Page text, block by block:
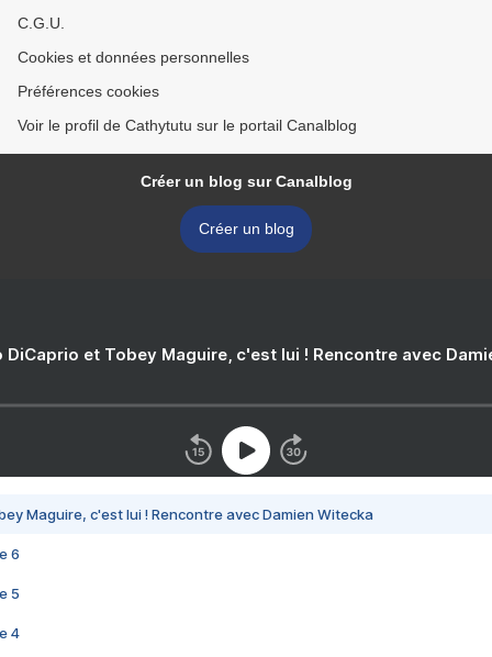
C.G.U.
Cookies et données personnelles
Préférences cookies
Voir le profil de Cathytutu sur le portail Canalblog
Créer un blog sur Canalblog
Créer un blog
DiCaprio et Tobey Maguire, c'est lui ! Rencontre avec
Maguire, c'est lui ! Rencontre avec Damien Witecka
6
5
4